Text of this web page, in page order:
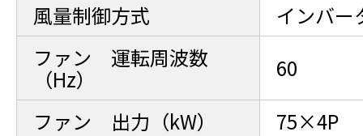
風量制御方式
インバー
ファン 運転周波数
（Hz）
60
ファン 出力（kW）
75×4P